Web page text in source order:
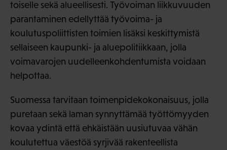
toiselle sekä alueellisesti. Työvoiman liikkuvuuden
parantaminen edellyttää työvoima- ja
koulutuspoliittisten toimien lisäksi keskittymistä
sellaiseen kaupunki- ja aluepolitiikkaan, jolla
voimavarojen uudelleenkohdentumista voidaan
helpottaa.
Suomessa tarvitaan toimenpidekokonaisuus, jolla
puretaan sekä laman synnyttämää työttömyyden
kovaa ydintä että ehkäistään uusiutuvaa vähän
koulutettua väestöä syrjivää rakenteellista